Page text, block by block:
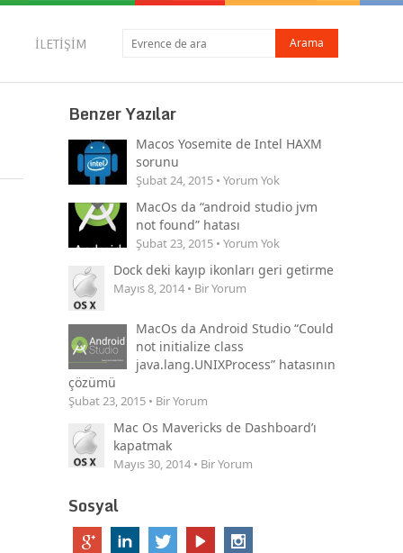
İLETIŞIM
Benzer Yazılar
Macos Yosemite de Intel HAXM
sorunu
Şubat 24, 2015 • Yorum Yok
MacOs da “android studio jvm
not found” hatası
Şubat 23, 2015 • Yorum Yok
Dock deki kayıp ikonları geri getirme
Mayıs 8, 2014 • Bir Yorum
MacOs da Android Studio “Could
not initialize class
java.lang.UNIXProcess” hatasının
çözümü
Şubat 23, 2015 • Bir Yorum
Mac Os Mavericks de Dashboard’ı
kapatmak
Mayıs 30, 2014 • Bir Yorum
Sosyal